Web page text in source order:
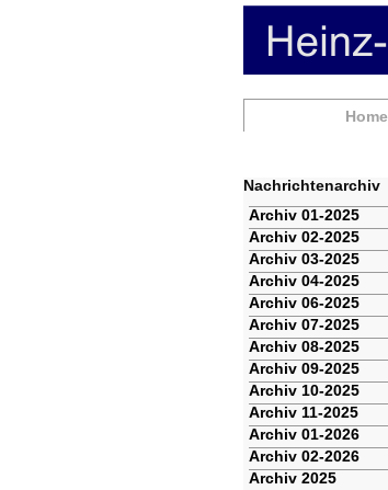
Navigation
Home
Nachrichtenarchiv
Navigation
überspringen
Archiv 01-2025
Archiv 02-2025
Archiv 03-2025
Archiv 04-2025
Archiv 06-2025
Archiv 07-2025
Archiv 08-2025
Archiv 09-2025
Archiv 10-2025
Archiv 11-2025
Archiv 01-2026
Archiv 02-2026
Archiv 2025